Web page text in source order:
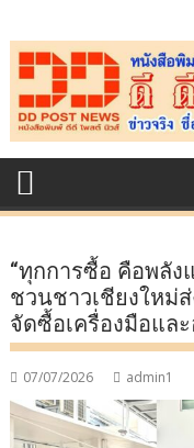
to
content
“ทุกการซื้อ คือพลัง
ชวนชาวเชียงใหม่
จัดซื้อเครื่องมือแล
07/07/2026 admin1